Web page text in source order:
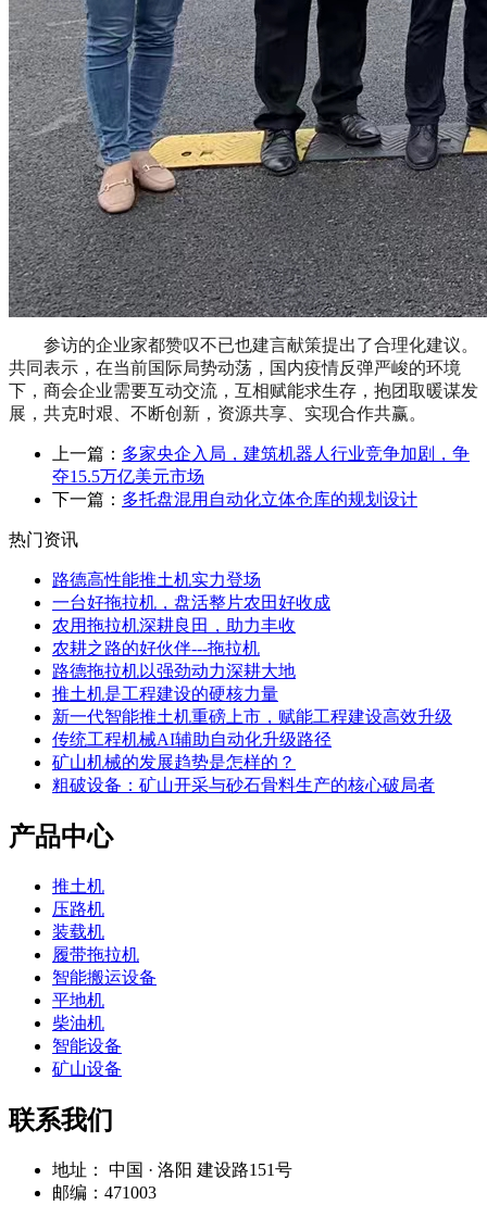
参访的企业家都赞叹不已也建言献策提出了合理化建议。
共同表示，在当前国际局势动荡，国内疫情反弹严峻的环境
下，商会企业需要互动交流，互相赋能求生存，抱团取暖谋发
展，共克时艰、不断创新，资源共享、实现合作共赢。
上一篇： 多家央企入局，建筑机器人行业竞争加剧，争
夺15.5万亿美元市场
下一篇： 多托盘混用自动化立体仓库的规划设计
热门资讯
路德高性能推土机实力登场
一台好拖拉机，盘活整片农田好收成
农用拖拉机深耕良田，助力丰收
农耕之路的好伙伴---拖拉机
路德拖拉机以强劲动力深耕大地
推土机是工程建设的硬核力量
新一代智能推土机重磅上市，赋能工程建设高效升级
传统工程机械AI辅助自动化升级路径
矿山机械的发展趋势是怎样的？
粗破设备：矿山开采与砂石骨料生产的核心破局者
产品中心
推土机
压路机
装载机
履带拖拉机
智能搬运设备
平地机
柴油机
智能设备
矿山设备
联系我们
地址： 中国 · 洛阳 建设路151号
邮编：471003